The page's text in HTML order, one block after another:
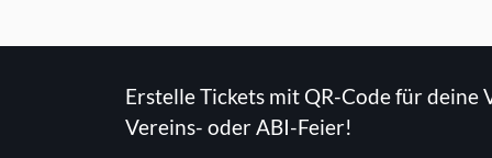
Erstelle Tickets mit QR-Code für deine
Vereins- oder ABI-Feier!